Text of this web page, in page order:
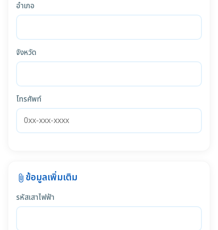
อำเภอ
จังหวัด
โทรศัพท์
attach_file ข้อมูลเพิ่มเติม
รหัสเสาไฟฟ้า